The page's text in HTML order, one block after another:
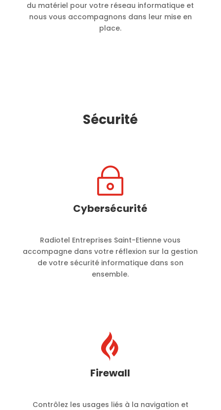
du matériel pour votre réseau informatique et
nous vous accompagnons dans leur mise en
place.
Sécurité
~
Cybersécurité
Radiotel Entreprises Saint-Etienne vous
accompagne dans votre réflexion sur la gestion
de votre sécurité informatique dans son
ensemble.

Firewall
Contrôlez les usages liés à la navigation et